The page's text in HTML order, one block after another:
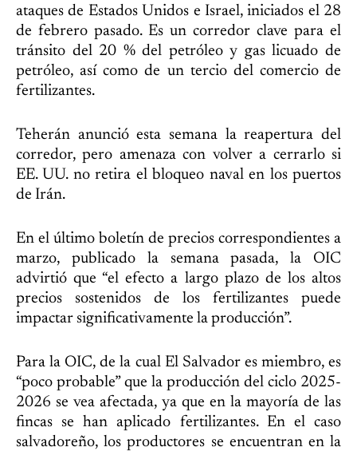
ataques de Estados Unidos e Israel, iniciados el 28
de febrero pasado. Es un corredor clave para el
tránsito del 20 % del petróleo y gas licuado de
petróleo, así como de un tercio del comercio de
fertilizantes.
Teherán anunció esta semana la reapertura del
corredor, pero amenaza con volver a cerrarlo si
EE. UU. no retira el bloqueo naval en los puertos
de Irán.
En el último boletín de precios correspondientes a
marzo, publicado la semana pasada, la OIC
advirtió que “el efecto a largo plazo de los altos
precios sostenidos de los fertilizantes puede
impactar significativamente la producción”.
Para la OIC, de la cual El Salvador es miembro, es
“poco probable” que la producción del ciclo 2025-
2026 se vea afectada, ya que en la mayoría de las
fincas se han aplicado fertilizantes. En el caso
salvadoreño, los productores se encuentran en la